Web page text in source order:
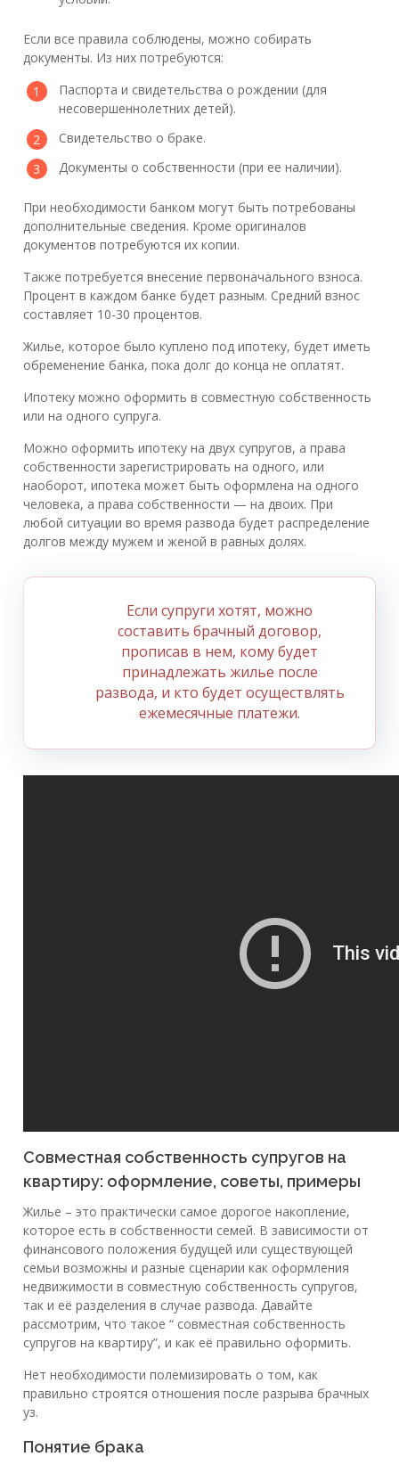
Если все правила соблюдены, можно собирать
документы. Из них потребуются:
Паспорта и свидетельства о рождении (для
несовершеннолетних детей).
Свидетельство о браке.
Документы о собственности (при ее наличии).
При необходимости банком могут быть потребованы
дополнительные сведения. Кроме оригиналов
документов потребуются их копии.
Также потребуется внесение первоначального взноса.
Процент в каждом банке будет разным. Средний взнос
составляет 10-30 процентов.
Жилье, которое было куплено под ипотеку, будет иметь
обременение банка, пока долг до конца не оплатят.
Ипотеку можно оформить в совместную собственность
или на одного супруга.
Можно оформить ипотеку на двух супругов, а права
собственности зарегистрировать на одного, или
наоборот, ипотека может быть оформлена на одного
человека, а права собственности — на двоих. При
любой ситуации во время развода будет распределение
долгов между мужем и женой в равных долях.
Если супруги хотят, можно
составить брачный договор,
прописав в нем, кому будет
принадлежать жилье после
развода, и кто будет осуществлять
ежемесячные платежи.
Cовместная собственность супругов на
квартиру: оформление, советы, примеры
Жилье – это практически самое дорогое накопление,
которое есть в собственности семей. В зависимости от
финансового положения будущей или существующей
семьи возможны и разные сценарии как оформления
недвижимости в совместную собственность супругов,
так и её разделения в случае развода. Давайте
рассмотрим, что такое “ совместная собственность
супругов на квартиру”, и как её правильно оформить.
Нет необходимости полемизировать о том, как
правильно строятся отношения после разрыва брачных
уз.
Понятие брака